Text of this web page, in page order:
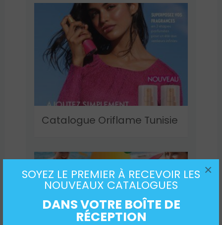
SOYEZ LE PREMIER À RECEVOIR LES
NOUVEAUX CATALOGUES
DANS VOTRE BOÎTE DE
RÉCEPTION
×
Catalogue Oriflame Tunisie